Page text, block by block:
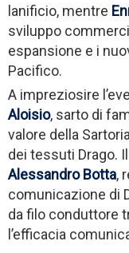
lanificio, mentre
sviluppo
espansione e i
Pacifico.
A impreziosire
Aloisio, sarto di
valore della
dei tessuti Drago.
Alessandro Botta,
comunicazione di
da filo conduttore
l’efficacia